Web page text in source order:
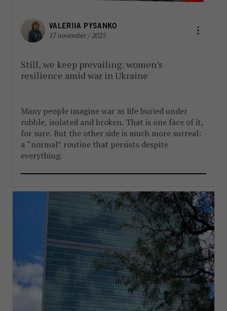
VALERIIA PYSANKO
17 november / 2025
Still, we keep prevailing: women’s
resilience amid war in Ukraine
Many people imagine war as life buried under
rubble, isolated and broken. That is one face of it,
for sure. But the other side is much more surreal:
a “normal” routine that persists despite
everything.